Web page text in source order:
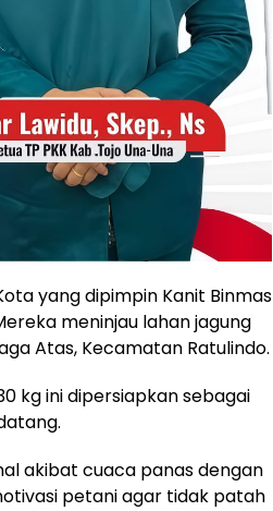
yang dipimpin Kanit Binmas
meninjau lahan jagung
Atas, Kecamatan Ratulindo.
kg ini dipersiapkan sebagai
akibat cuaca panas dengan
petani agar tidak patah